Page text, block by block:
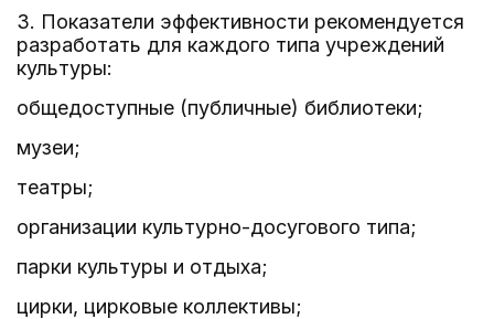
3. Показатели эффективности рекомендуется
разработать для каждого типа учреждений
культуры:
общедоступные (публичные) библиотеки;
музеи;
театры;
организации культурно-досугового типа;
парки культуры и отдыха;
цирки, цирковые коллективы;